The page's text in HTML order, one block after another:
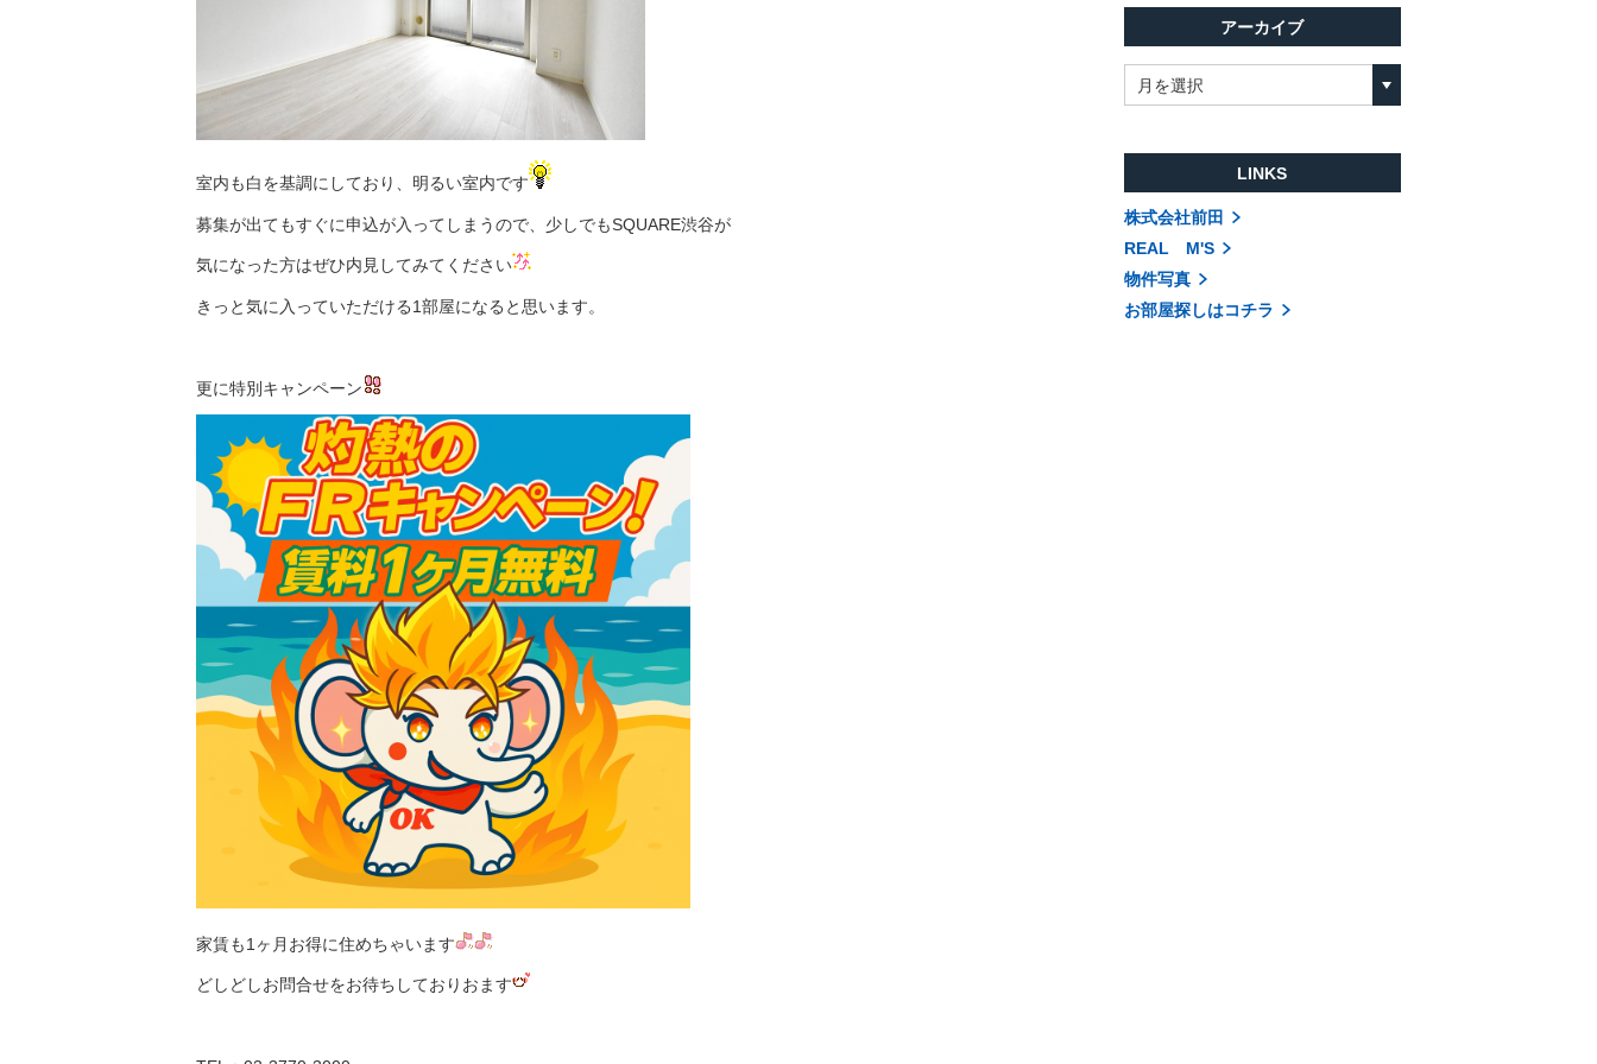
室内も白を基調にしており、明るい室内です
募集が出てもすぐに申込が入ってしまうので、少しでもSQUARE渋谷が
気になった方はぜひ内見してみてください
きっと気に入っていただける1部屋になると思います。
更に特別キャンペーン
家賃も1ヶ月お得に住めちゃいます
どしどしお問合せをお待ちしておりおます
アーカイブ
月を選択
LINKS
株式会社前田
REAL M'S
物件写真
お部屋探しはコチラ